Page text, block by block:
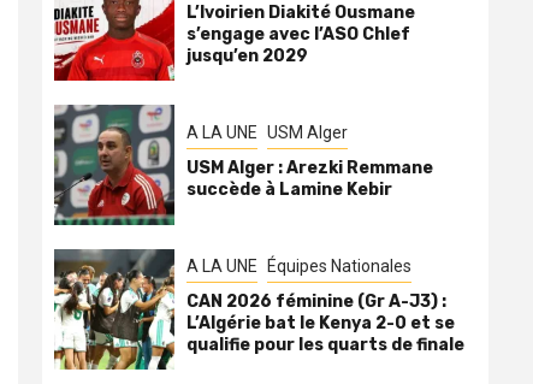
L’Ivoirien Diakité Ousmane
s’engage avec l’ASO Chlef
jusqu’en 2029
A LA UNE USM Alger
USM Alger : Arezki Remmane
succède à Lamine Kebir
A LA UNE Équipes Nationales
CAN 2026 féminine (Gr A-J3) :
L’Algérie bat le Kenya 2-0 et se
qualifie pour les quarts de finale